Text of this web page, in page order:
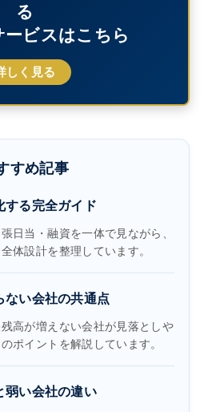
る
ービスはこちら
しく見る
すめ記事
する完全ガイド
日当・融資を一体で見ながら、
体設計を整理しています。
ない会社の共通点
高が増えない会社が見落としや
ポイントを解説しています。
弱い会社の違い